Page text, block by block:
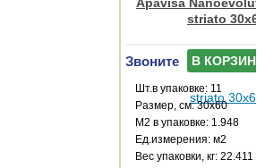
striato 30x60
Звоните В КОРЗИНУ
Шт.в упаковке: 11
Размер, см: 30x60
М2 в упаковке: 1.948
Ед.измерения: м2
Веc упаковки, кг: 22.411